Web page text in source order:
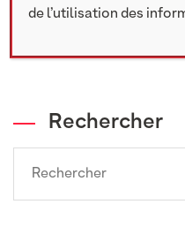
Rechercher
de l’utilisation des